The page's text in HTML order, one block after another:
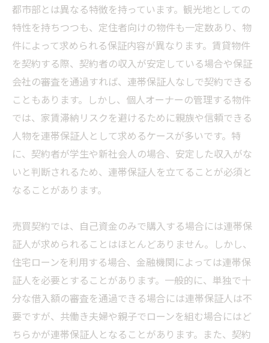
都市部とは異なる特徴を持っています。観光地としての
特性を持ちつつも、定住者向けの物件も一定数あり、物
件によって求められる保証内容が異なります。賃貸物件
を契約する際、契約者の収入が安定している場合や保証
会社の審査を通過すれば、連帯保証人なしで契約できる
こともあります。しかし、個人オーナーの管理する物件
では、家賃滞納リスクを避けるために親族や信頼できる
人物を連帯保証人として求めるケースが多いです。特
に、契約者が学生や新社会人の場合、安定した収入がな
いと判断されるため、連帯保証人を立てることが必須と
なることがあります。
売買契約では、自己資金のみで購入する場合には連帯保
証人が求められることはほとんどありません。しかし、
住宅ローンを利用する場合、金融機関によっては連帯保
証人を必要とすることがあります。一般的に、単独で十
分な借入額の審査を通過できる場合には連帯保証人は不
要ですが、共働き夫婦や親子でローンを組む場合にはど
ちらかが連帯保証人となることがあります。また、契約